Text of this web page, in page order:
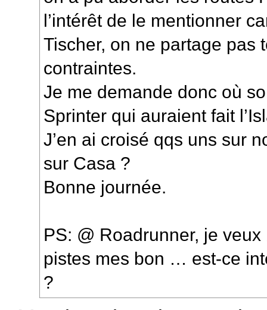
l’intérêt de le mentionner
Tischer, on ne partage pas
contraintes.
Je me demande donc où
Sprinter qui auraient fait
J’en ai croisé qqs uns sur
sur Casa ?
Bonne journée.
PS: @ Roadrunner, je
pistes mes bon … est-ce
?